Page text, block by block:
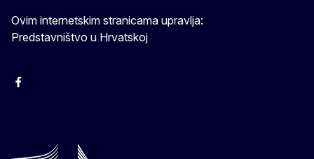
Ovim internetskim stranicama upravlja:
Predstavništvo u Hrvatskoj
Facebook